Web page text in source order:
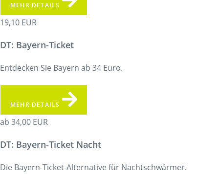
MEHR DETAILS
19,10 EUR
DT: Bayern-Ticket
Entdecken Sie Bayern ab 34 Euro.
MEHR DETAILS
ab 34,00 EUR
DT: Bayern-Ticket Nacht
Die Bayern-Ticket-Alternative für Nachtschwärmer.